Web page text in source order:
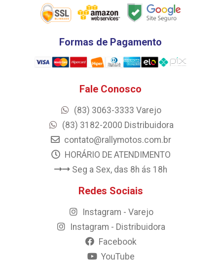
Formas de Pagamento
Fale Conosco
(83) 3063-3333 Varejo
(83) 3182-2000 Distribuidora
contato@rallymotos.com.br
HORÁRIO DE ATENDIMENTO
Seg a Sex, das 8h ás 18h
Redes Sociais
Instagram - Varejo
Instagram - Distribuidora
Facebook
YouTube